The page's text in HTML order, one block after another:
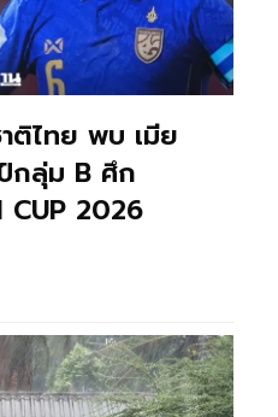
ติไทย พบ เมีย
กลุ่ม B ศึก
CUP 2026